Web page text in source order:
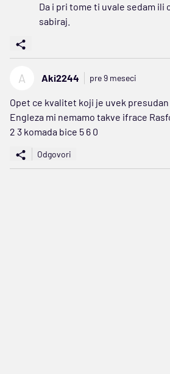
Da i pri tome ti uvale sedam ili
sabiraj.
A Aki2244 pre 9 meseci
Opet ce kvalitet koji je uvek
Engleza mi nemamo takve ifrace
2 3 komada bice 5 6 0
Odgovori